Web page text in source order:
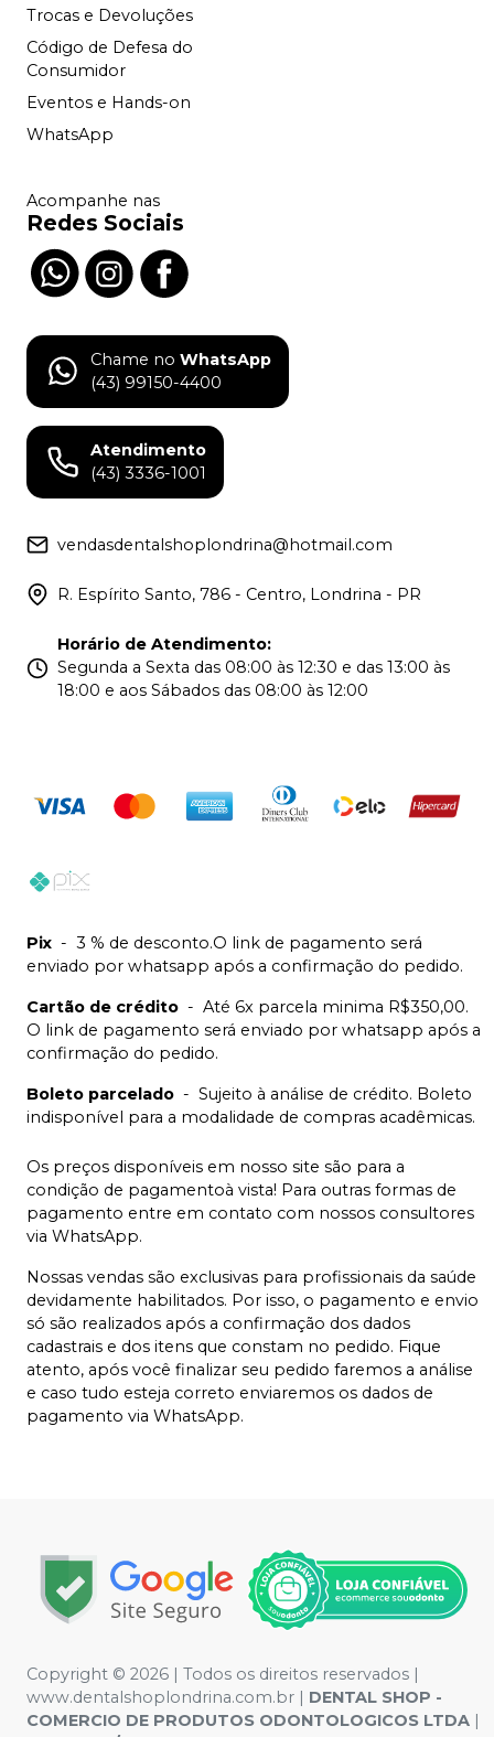
Trocas e Devoluções
Código de Defesa do
Consumidor
Eventos e Hands-on
WhatsApp
Acompanhe nas
Redes Sociais
Chame no WhatsApp
(43) 99150-4400
Atendimento
(43) 3336-1001
vendasdentalshoplondrina@hotmail.com
R. Espírito Santo, 786 - Centro, Londrina - PR
Horário de Atendimento:
Segunda a Sexta das 08:00 às 12:30 e das 13:00 às
18:00 e aos Sábados das 08:00 às 12:00
Pix - 3 % de desconto.O link de pagamento será
enviado por whatsapp após a confirmação do pedido.
Cartão de crédito - Até 6x parcela minima R$350,00.
O link de pagamento será enviado por whatsapp após a
confirmação do pedido.
Boleto parcelado - Sujeito à análise de crédito. Boleto
indisponível para a modalidade de compras acadêmicas.
Os preços disponíveis em nosso site são para a
condição de pagamentoà vista! Para outras formas de
pagamento entre em contato com nossos consultores
via WhatsApp.
Nossas vendas são exclusivas para profissionais da saúde
devidamente habilitados. Por isso, o pagamento e envio
só são realizados após a confirmação dos dados
cadastrais e dos itens que constam no pedido. Fique
atento, após você finalizar seu pedido faremos a análise
e caso tudo esteja correto enviaremos os dados de
pagamento via WhatsApp.
Copyright © 2026 | Todos os direitos reservados |
www.dentalshoplondrina.com.br | DENTAL SHOP -
COMERCIO DE PRODUTOS ODONTOLOGICOS LTDA |